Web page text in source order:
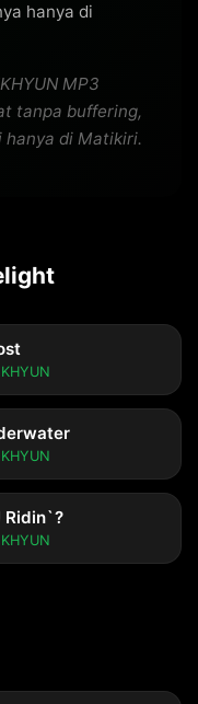
hanya di
MP3
tanpa buffering,
di Matikiri.
Ridin`?